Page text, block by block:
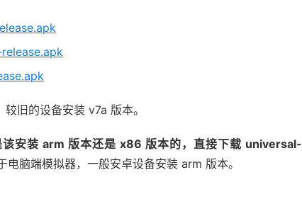
旧的设备安装 v7a 版本。
该安装 arm 版本还是 x86 版本的，直接下载 universal-
电脑端模拟器，一般安卓设备安装 arm 版本。